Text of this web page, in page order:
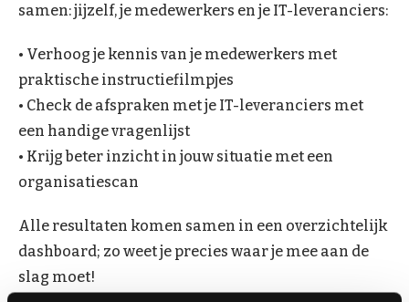
samen: jijzelf, je medewerkers en je IT-leveranciers:
• Verhoog je kennis van je medewerkers met
praktische instructiefilmpjes
• Check de afspraken met je IT-leveranciers met
een handige vragenlijst
• Krijg beter inzicht in jouw situatie met een
organisatiescan
Alle resultaten komen samen in een overzichtelijk
dashboard; zo weet je precies waar je mee aan de
slag moet!